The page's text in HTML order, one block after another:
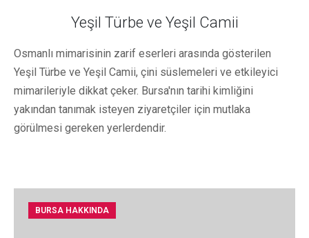
Yeşil Türbe ve Yeşil Camii
Osmanlı mimarisinin zarif eserleri arasında gösterilen
Yeşil Türbe ve Yeşil Camii, çini süslemeleri ve etkileyici
mimarileriyle dikkat çeker. Bursa'nın tarihi kimliğini
yakından tanımak isteyen ziyaretçiler için mutlaka
görülmesi gereken yerlerdendir.
BURSA HAKKINDA